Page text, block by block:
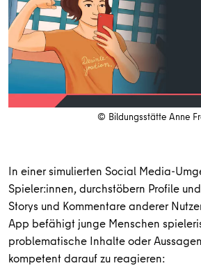
© Bildungsstätte Anne
In einer simulierten Social Media-
Spieler:innen, durchstöbern Profile
Storys und Kommentare anderer
App befähigt junge Menschen
problematische Inhalte oder
kompetent darauf zu reagieren: